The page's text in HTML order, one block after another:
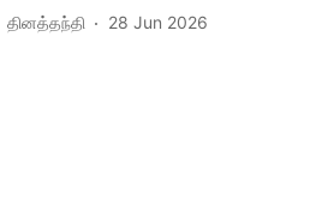
தினத்தந்தி 28 Jun 2026